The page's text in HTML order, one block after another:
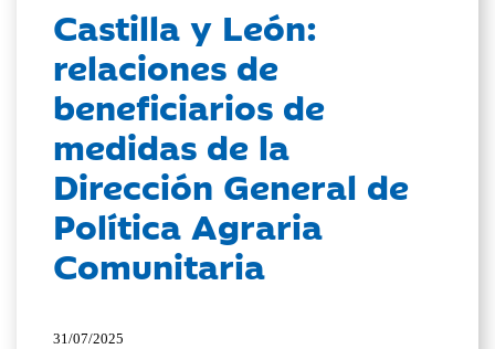
Castilla y León:
relaciones de
beneficiarios de
medidas de la
Dirección General de
Política Agraria
Comunitaria
31/07/2025